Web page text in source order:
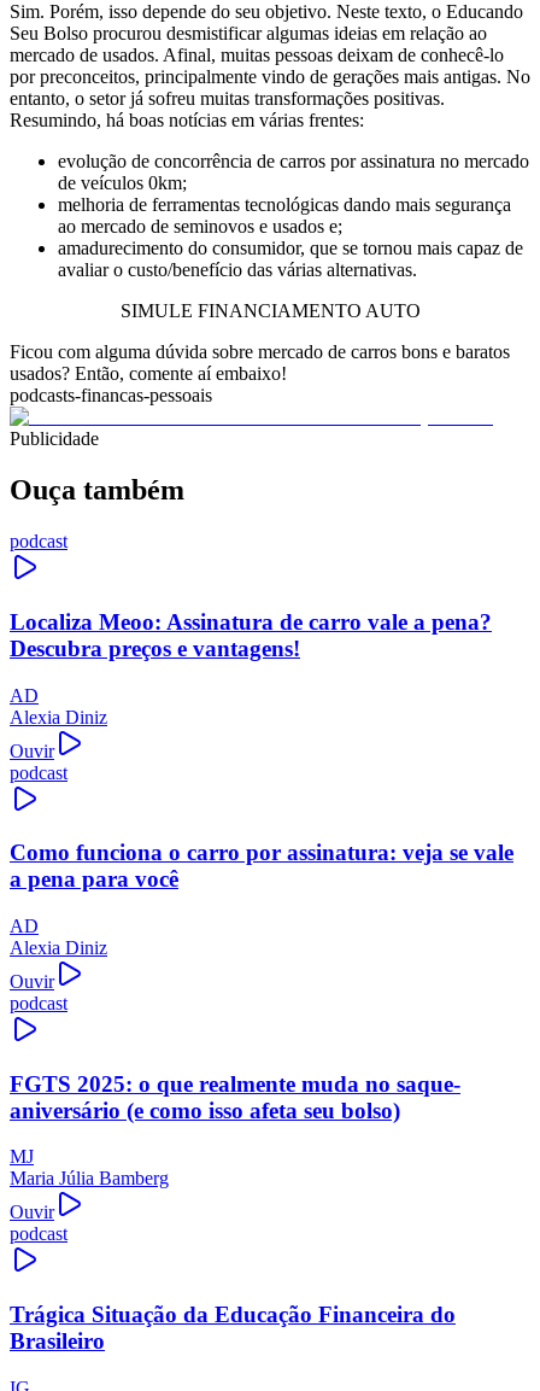
Sim. Porém, isso depende do seu objetivo. Neste texto, o Educando
Seu Bolso procurou desmistificar algumas ideias em relação ao
mercado de usados. Afinal, muitas pessoas deixam de conhecê-lo
por preconceitos, principalmente vindo de gerações mais antigas. No
entanto, o setor já sofreu muitas transformações positivas.
Resumindo, há boas notícias em várias frentes:
evolução de concorrência de carros por assinatura no mercado
de veículos 0km;
melhoria de ferramentas tecnológicas dando mais segurança
ao mercado de seminovos e usados e;
amadurecimento do consumidor, que se tornou mais capaz de
avaliar o custo/benefício das várias alternativas.
SIMULE FINANCIAMENTO AUTO
Ficou com alguma dúvida sobre mercado de carros bons e baratos
usados? Então, comente aí embaixo!
podcasts-financas-pessoais
Publicidade
Ouça também
podcast
Localiza Meoo: Assinatura de carro vale a pena?
Descubra preços e vantagens!
AD
Alexia Diniz
Ouvir
podcast
Como funciona o carro por assinatura: veja se vale
a pena para você
AD
Alexia Diniz
Ouvir
podcast
FGTS 2025: o que realmente muda no saque-
aniversário (e como isso afeta seu bolso)
MJ
Maria Júlia Bamberg
Ouvir
podcast
Trágica Situação da Educação Financeira do
Brasileiro